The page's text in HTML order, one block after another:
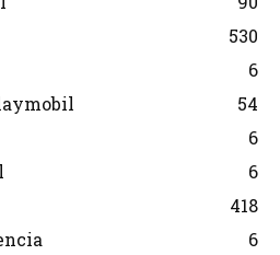
530
6
54
6
6
418
6